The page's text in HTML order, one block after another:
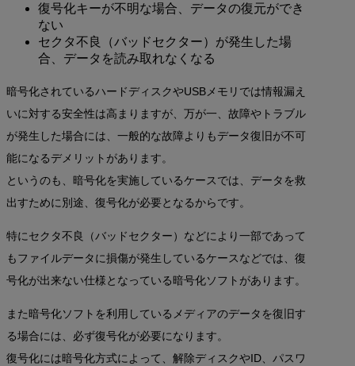
復号化キーが不明な場合、データの復元ができ
ない
セクタ不良（バッドセクター）が発生した場
合、データを読み取れなくなる
暗号化されているハードディスクやUSBメモリでは情報漏え
いに対する安全性は高まりますが、万が一、故障やトラブル
が発生した場合には、一般的な故障よりもデータ復旧が不可
能になるデメリットがあります。
というのも、暗号化を実施しているケースでは、データを救
出すために別途、復号化が必要となるからです。
特にセクタ不良（バッドセクター）などにより一部であって
もファイルデータに損傷が発生しているケースなどでは、復
号化が出来ない仕様となっている暗号化ソフトがあります。
また暗号化ソフトを利用しているメディアのデータを復旧す
る場合には、必ず復号化が必要になります。
復号化には暗号化方式によって、解除ディスクやID、パスワ